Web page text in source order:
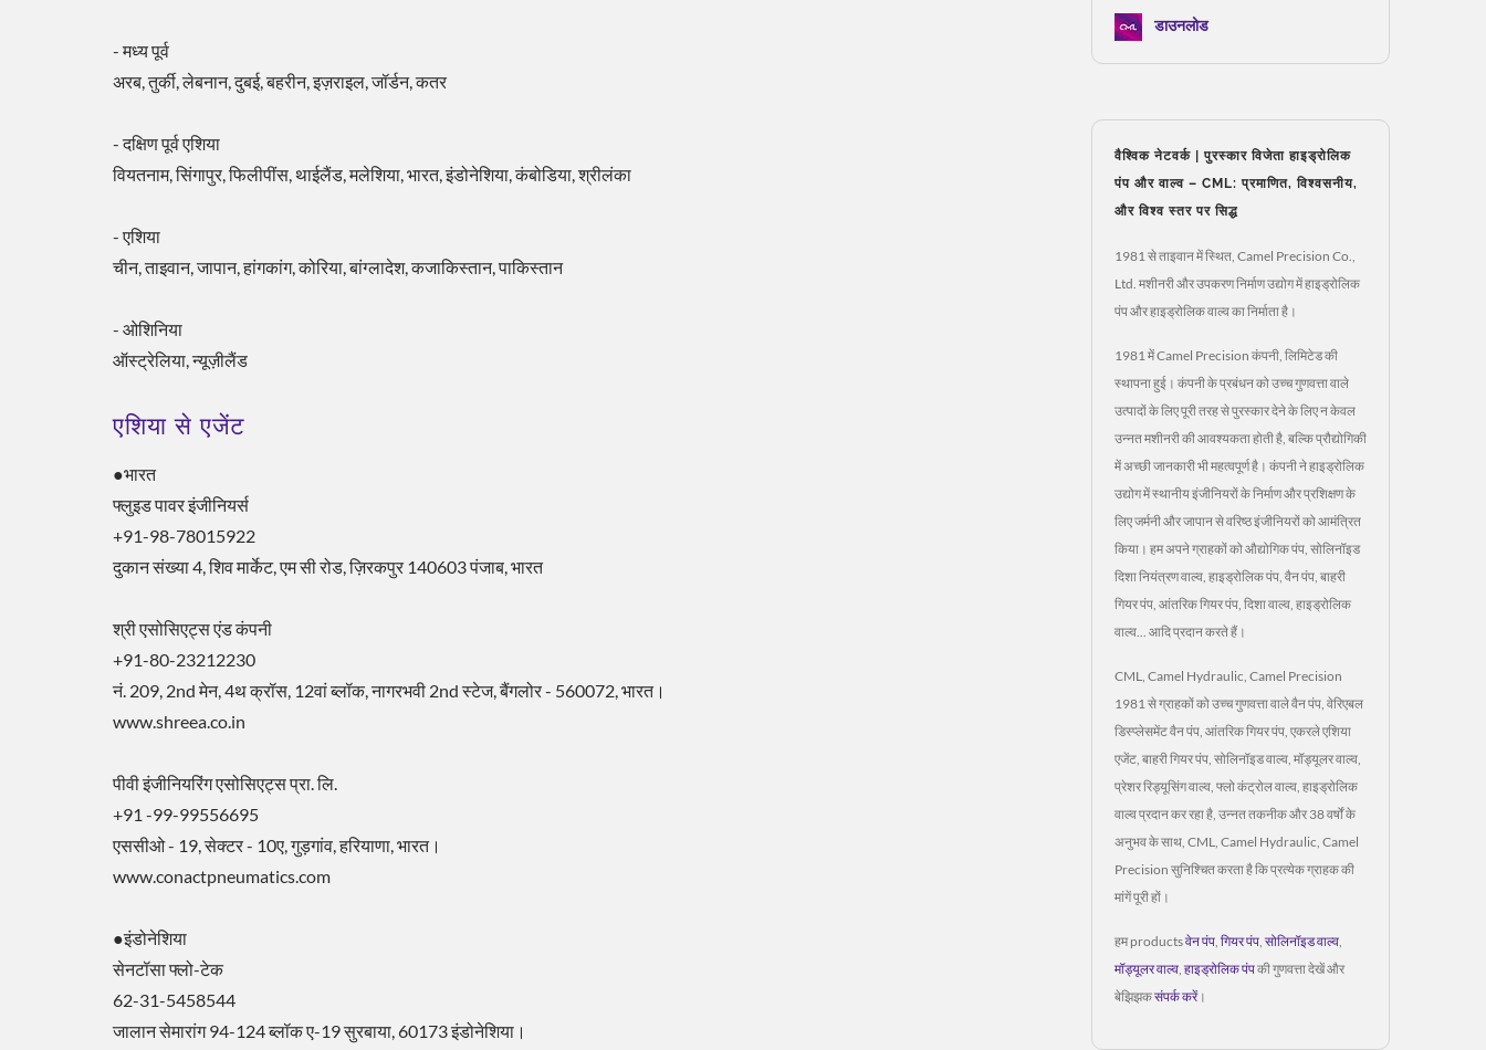
- मध्य पूर्व
अरब, तुर्की, लेबनान, दुबई, बहरीन, इज़राइल, जॉर्डन, कतर
- दक्षिण पूर्व एशिया
वियतनाम, सिंगापुर, फिलीपींस, थाईलैंड, मलेशिया, भारत, इंडोनेशिया, कंबोडिया, श्रीलंका
- एशिया
चीन, ताइवान, जापान, हांगकांग, कोरिया, बांग्लादेश, कजाकिस्तान, पाकिस्तान
- ओशिनिया
ऑस्ट्रेलिया, न्यूज़ीलैंड
एशिया से एजेंट
●भारत
फ्लुइड पावर इंजीनियर्स
+91-98-78015922
दुकान संख्या 4, शिव मार्केट, एम सी रोड, ज़िरकपुर 140603 पंजाब, भारत
श्री एसोसिएट्स एंड कंपनी
+91-80-23212230
नं. 209, 2nd मेन, 4थ क्रॉस, 12वां ब्लॉक, नागरभवी 2nd स्टेज, बैंगलोर - 560072, भारत।
www.shreea.co.in
पीवी इंजीनियरिंग एसोसिएट्स प्रा. लि.
+91 -99-99556695
एससीओ - 19, सेक्टर - 10ए, गुड़गांव, हरियाणा, भारत।
www.conactpneumatics.com
●इंडोनेशिया
सेनटॉसा फ्लो-टेक
62-31-5458544
जालान सेमारांग 94-124 ब्लॉक ए-19 सुरबाया, 60173 इंडोनेशिया।
डाउनलोड
वैश्विक नेटवर्क | पुरस्कार विजेता हाइड्रोलिक
पंप और वाल्व – CML: प्रमाणित, विश्वसनीय,
और विश्व स्तर पर सिद्ध
1981 से ताइवान में स्थित, Camel Precision Co.,
Ltd. मशीनरी और उपकरण निर्माण उद्योग में हाइड्रोलिक
पंप और हाइड्रोलिक वाल्व का निर्माता है।
1981 में Camel Precision कंपनी, लिमिटेड की
स्थापना हुई। कंपनी के प्रबंधन को उच्च गुणवत्ता वाले
उत्पादों के लिए पूरी तरह से पुरस्कार देने के लिए न केवल
उन्नत मशीनरी की आवश्यकता होती है, बल्कि प्रौद्योगिकी
में अच्छी जानकारी भी महत्वपूर्ण है। कंपनी ने हाइड्रोलिक
उद्योग में स्थानीय इंजीनियरों के निर्माण और प्रशिक्षण के
लिए जर्मनी और जापान से वरिष्ठ इंजीनियरों को आमंत्रित
किया। हम अपने ग्राहकों को औद्योगिक पंप, सोलिनॉइड
दिशा नियंत्रण वाल्व, हाइड्रोलिक पंप, वैन पंप, बाहरी
गियर पंप, आंतरिक गियर पंप, दिशा वाल्व, हाइड्रोलिक
वाल्व... आदि प्रदान करते हैं।
CML, Camel Hydraulic, Camel Precision
1981 से ग्राहकों को उच्च गुणवत्ता वाले वैन पंप, वेरिएबल
डिस्प्लेसमेंट वैन पंप, आंतरिक गियर पंप, एकरले एशिया
एजेंट, बाहरी गियर पंप, सोलिनॉइड वाल्व, मॉड्यूलर वाल्व,
प्रेशर रिड्यूसिंग वाल्व, फ्लो कंट्रोल वाल्व, हाइड्रोलिक
वाल्व प्रदान कर रहा है, उन्नत तकनीक और 38 वर्षों के
अनुभव के साथ, CML, Camel Hydraulic, Camel
Precision सुनिश्चित करता है कि प्रत्येक ग्राहक की
मांगें पूरी हों।
हम productsवेन पंप गियर पंप सोलिनॉइड वाल्व
मॉड्यूलर वाल्व हाइड्रोलिक पंपकी गुणवत्ता देखें और
बेझिझकसंपर्क करें।